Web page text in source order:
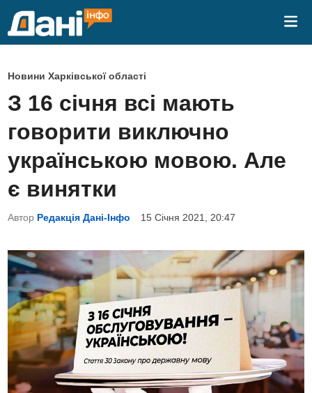
P
o
s
e
d
i
n
Новини Харківської області
З 16 січня всі мають
говорити виключно
українською мовою. Але
є винятки
Автор Редакція Дані-Інфо 15 Січня 2021, 20:47